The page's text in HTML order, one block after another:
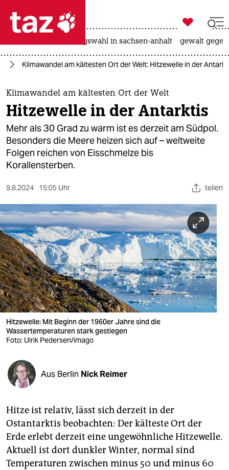
 taz zahl ich
taz zahl ich
themen
politik
öko
gesellschaft
kultur
sport
berlin
nord
wahrheit
verlag
verlag
veranstaltungen
shop
fragen & hilfe
abo
genossenschaft
epaper login

taz zahl ich
landtagswahl in sachsen-anhalt gewalt
Klimawandel am kältesten Ort der Welt: Hitzewelle in der
Klimawandel am kältesten Ort der Welt
Hitzewelle in der Antarktis
Mehr als 30 Grad zu warm ist es derzeit am Südpol.
Besonders die Meere heizen sich auf – weltweite
Folgen reichen von Eisschmelze bis
Korallensterben.
9.8.2024 15:05 Uhr teilen
Hitzewelle: Mit Beginn der 1960er Jahre sind die
Wassertemperaturen stark gestiegen
Foto: Ulrik Pedersen/imago
Aus Berlin Nick Reimer
Hitze ist relativ, lässt sich derzeit in der
Ostantarktis beobachten: Der kälteste Ort der
Erde erlebt derzeit eine ungewöhnliche Hitzewelle.
Aktuell ist dort dunkler Winter, normal sind
Temperaturen zwischen minus 50 und minus 60